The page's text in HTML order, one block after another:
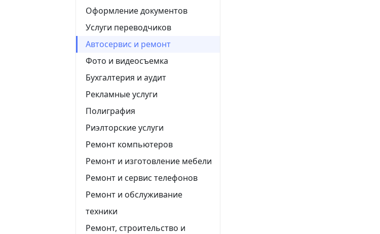
Оформление документов
Услуги переводчиков
Автосервис и ремонт
Фото и видеосъемка
Бухгалтерия и аудит
Рекламные услуги
Полиграфия
Риэлторские услуги
Ремонт компьютеров
Ремонт и изготовление мебели
Ремонт и сервис телефонов
Ремонт и обслуживание
техники
Ремонт, строительство и